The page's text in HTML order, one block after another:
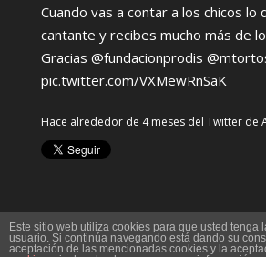
Cuando vas a contar a los chicos lo
cantante y recibes mucho más de
Gracias @fundacionprodis
pic.twitter.com/VXMewRnSaK
Hace alrededor de 4 mesesdel Twitter de
Este sitio web utiliza cookies para que usted tenga
usuario. Si continúa navegando está dando su
aceptación de las mencionadas cookies y la